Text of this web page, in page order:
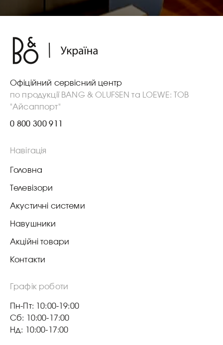
Офіційний сервісний центр
по продукції BANG & OLUFSEN та LOEWE: ТОВ
"Айсаппорт"
0 800 300 911
Навігація
Головна
Телевізори
Акустичні системи
Навушники
Акційні товари
Контакти
Графік роботи
Пн-Пт: 10:00-19:00
Сб: 10:00-17:00
Нд: 10:00-17:00